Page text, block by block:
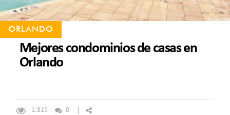
ORLANDO
Mejores condominios de casas en
Orlando
1.815 0